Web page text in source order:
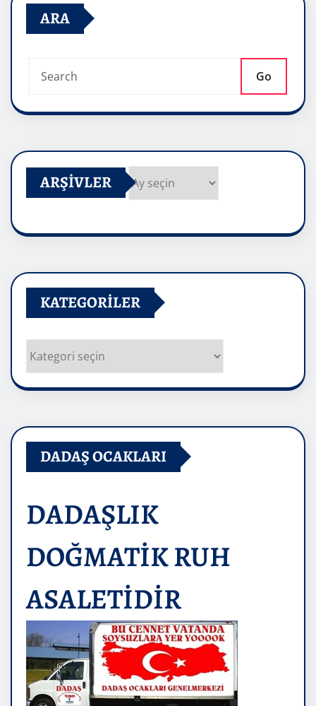
ARA
Go
ARŞIVLER
KATEGORILER
Kategoriler
DADAŞ OCAKLARI
DADAŞLIK
DOĞMATİK RUH
ASALETİDİR